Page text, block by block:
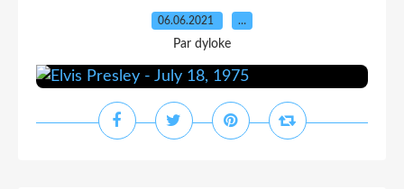
06.06.2021 …
Par dyloke